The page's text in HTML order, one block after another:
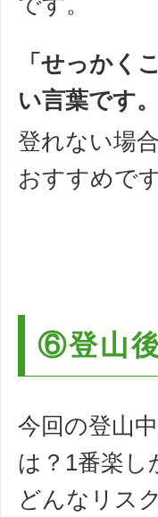
「せっかく
い言葉です。
登れない場
おすすめです
⑥登山
今回の登山
は？1番楽し
どんなリス